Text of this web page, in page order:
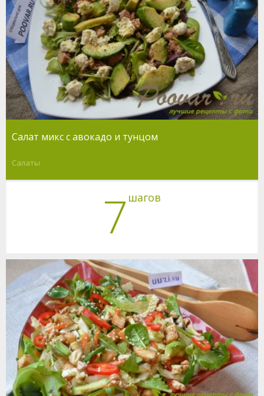
Салат микс с авокадо и тунцом
Салаты
7 шагов